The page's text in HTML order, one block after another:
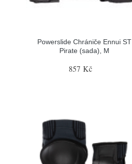
Powerslide Chrániče Ennui ST
Pirate (sada), M
857 Kč